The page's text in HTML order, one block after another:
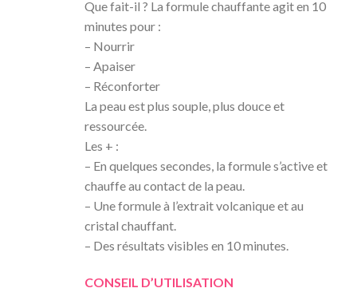
Que fait-il ? La formule chauffante agit en 10
minutes pour :
– Nourrir
– Apaiser
– Réconforter
La peau est plus souple, plus douce et
ressourcée.
Les + :
– En quelques secondes, la formule s’active et
chauffe au contact de la peau.
– Une formule à l’extrait volcanique et au
cristal chauffant.
– Des résultats visibles en 10 minutes.
CONSEIL D’UTILISATION